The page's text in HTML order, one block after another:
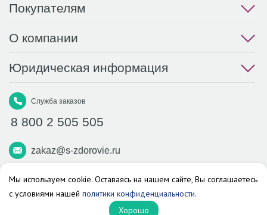
Покупателям
О компании
Юридическая информация
Служба заказов
8 800 2 505 505
zakaz@s-zdorovie.ru
Макс Вконтакте Телеграм
Аптека «Здоровье»
© 2026 г. Все права защищены.
Мы используем cookie. Оставаясь на нашем сайте, Вы соглашаетесь
с условиями нашей политики конфиденциальности.
Хорошо